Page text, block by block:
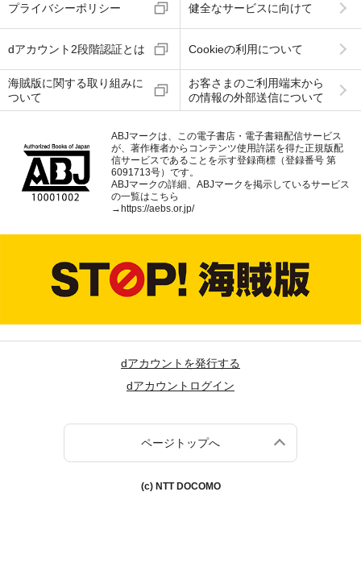
プライバシーポリシー 健全なサービスに向けて
dアカウント2段階認証とは Cookieの利用について
海賊版に関する取り組みに
ついて
お客さまのご利用端末から
の情報の外部送信について
ABJマークは、この電子書店・電子書籍配信サービス
が、著作権者からコンテンツ使用許諾を得た正規版配
信サービスであることを示す登録商標（登録番号 第
6091713号）です。
ABJマークの詳細、ABJマークを掲示しているサービス
の一覧はこちら
→https://aebs.or.jp/
dアカウントを発行する
dアカウントログイン
ページトップへ
(c) NTT DOCOMO